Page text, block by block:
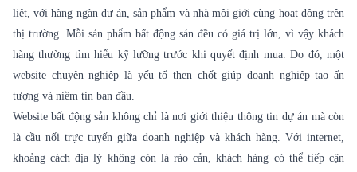
liệt, với hàng ngàn dự án, sản phẩm và nhà môi giới cùng hoạt động trên
thị trường. Mỗi sản phẩm bất động sản đều có giá trị lớn, vì vậy khách
hàng thường tìm hiểu kỹ lưỡng trước khi quyết định mua. Do đó, một
website chuyên nghiệp là yếu tố then chốt giúp doanh nghiệp tạo ấn
tượng và niềm tin ban đầu.
Website bất động sản không chỉ là nơi giới thiệu thông tin dự án mà còn
là cầu nối trực tuyến giữa doanh nghiệp và khách hàng. Với internet,
khoảng cách địa lý không còn là rào cản, khách hàng có thể tiếp cận